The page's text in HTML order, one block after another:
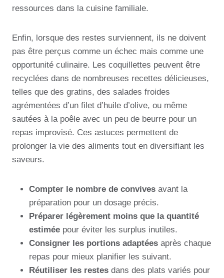
ressources dans la cuisine familiale.
Enfin, lorsque des restes surviennent, ils ne doivent
pas être perçus comme un échec mais comme une
opportunité culinaire. Les coquillettes peuvent être
recyclées dans de nombreuses recettes délicieuses,
telles que des gratins, des salades froides
agrémentées d’un filet d’huile d’olive, ou même
sautées à la poêle avec un peu de beurre pour un
repas improvisé. Ces astuces permettent de
prolonger la vie des aliments tout en diversifiant les
saveurs.
Compter le nombre de convives avant la
préparation pour un dosage précis.
Préparer légèrement moins que la quantité
estimée pour éviter les surplus inutiles.
Consigner les portions adaptées après chaque
repas pour mieux planifier les suivant.
Réutiliser les restes dans des plats variés pour